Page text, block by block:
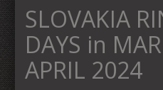
SLOVAKIA
DAYS in
APRIL 2024